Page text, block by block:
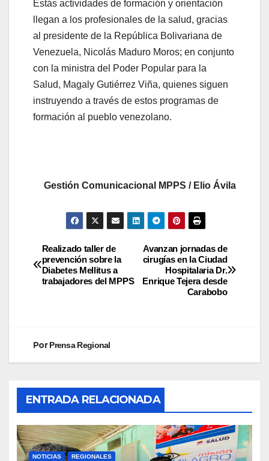
Estás actividades de formación y orientación
llegan a los profesionales de la salud, gracias
al presidente de la República Bolivariana de
Venezuela, Nicolás Maduro Moros; en conjunto
con la ministra del Poder Popular para la
Salud, Magaly Gutiérrez Viña, quienes siguen
instruyendo a través de estos programas de
formación al pueblo venezolano.
Gestión Comunicacional MPPS / Elio Ávila
Avanzan jornadas de
cirugías en la Ciudad
Hospitalaria Dr.
Enrique Tejera desde
Carabobo
Realizado taller de
prevención sobre la
Diabetes Mellitus a
trabajadores del MPPS
PorPrensa Regional
ENTRADA RELACIONADA
NOTICIAS REGIONALES